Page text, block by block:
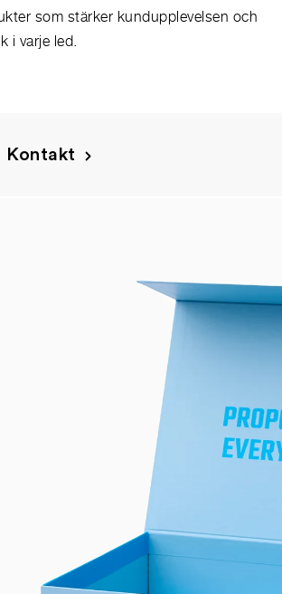
som stärker kundupplevelsen och
i varje led.
Kontakt